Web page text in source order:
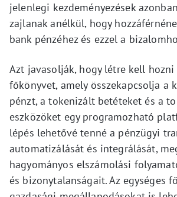
jelenlegi kezdeményezések
zajlanak anélkül, hogy
bank pénzéhez és ezzel a
Azt javasolják, hogy létre kell hozni
főkönyvet, amely összekapcsolja a
pénzt, a tokenizált betéteket és a
eszközöket egy programozható
lépés lehetővé tenné a pénzügyi
automatizálását és integrálását,
hagyományos elszámolási
és bizonytalanságait. Az egységes